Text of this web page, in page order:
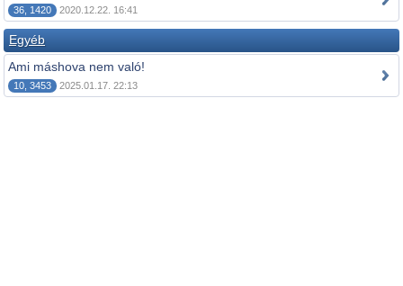
36, 1420 2020.12.22. 16:41
Egyéb
Ami máshova nem való!
10, 3453 2025.01.17. 22:13